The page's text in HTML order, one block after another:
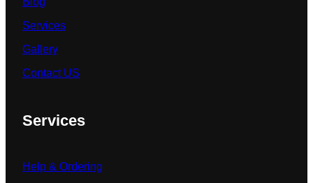
Services
Gallery
Contact US
Services
Help & Ordering